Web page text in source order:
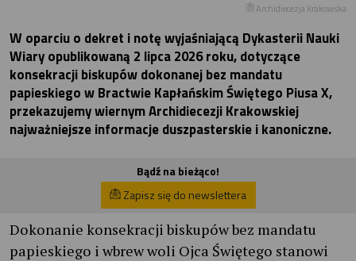
Archidiecezja Krakowska
W oparciu o dekret i notę wyjaśniającą Dykasterii Nauki
Wiary opublikowaną 2 lipca 2026 roku, dotyczące
konsekracji biskupów dokonanej bez mandatu
papieskiego w Bractwie Kapłańskim Świętego Piusa X,
przekazujemy wiernym Archidiecezji Krakowskiej
najważniejsze informacje duszpasterskie i kanoniczne.
Bądź na bieżąco!
Zapisz się do newslettera
Dokonanie konsekracji biskupów bez mandatu
papieskiego i wbrew woli Ojca Świętego stanowi